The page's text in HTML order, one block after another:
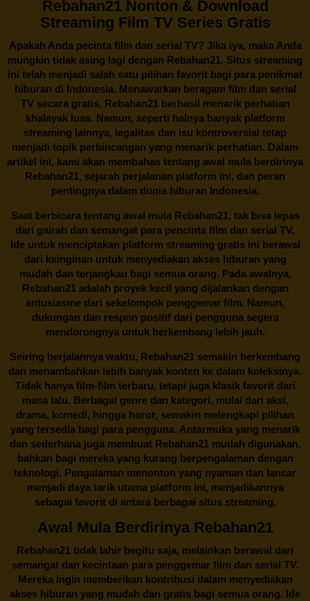
Rebahan21 Nonton & Download
Streaming Film TV Series Gratis
Apakah Anda pecinta film dan serial TV? Jika iya, maka Anda
mungkin tidak asing lagi dengan Rebahan21. Situs streaming
ini telah menjadi salah satu pilihan favorit bagi para penikmat
hiburan di Indonesia. Menawarkan beragam film dan serial
TV secara gratis, Rebahan21berhasil menarik perhatian
khalayak luas. Namun, seperti halnya banyak platform
streaming lainnya, legalitas dan isu kontroversial tetap
menjadi topik perbincangan yang menarik perhatian. Dalam
artikel ini, kami akan membahas tentang awal mula berdirinya
Rebahan21, sejarah perjalanan platform ini, dan peran
pentingnya dalam dunia hiburan Indonesia.
Saat berbicara tentang awal mula Rebahan21, tak bisa lepas
dari gairah dan semangat para pencinta film dan serial TV.
Ide untuk menciptakan platform streaming gratis ini berawal
dari keinginan untuk menyediakan akses hiburan yang
mudah dan terjangkau bagi semua orang. Pada awalnya,
Rebahan21 adalah proyek kecil yang dijalankan dengan
antusiasme dari sekelompok penggemar film. Namun,
dukungan dan respon positif dari pengguna segera
mendorongnya untuk berkembang lebih jauh.
Seiring berjalannya waktu, Rebahan21 semakin berkembang
dan menambahkan lebih banyak konten ke dalam koleksinya.
Tidak hanya film-film terbaru, tetapi juga klasik favorit dari
masa lalu. Berbagai genre dan kategori, mulai dari aksi,
drama, komedi, hingga horor, semakin melengkapi pilihan
yang tersedia bagi para pengguna. Antarmuka yang menarik
dan sederhana juga membuatRebahan21mudah digunakan,
bahkan bagi mereka yang kurang berpengalaman dengan
teknologi. Pengalaman menonton yang nyaman dan lancar
menjadi daya tarik utama platform ini, menjadikannya
sebagai favorit di antara berbagai situs streaming.
Awal Mula Berdirinya Rebahan21
Rebahan21 tidak lahir begitu saja, melainkan berawal dari
semangat dan kecintaan para penggemar film dan serial TV.
Mereka ingin memberikan kontribusi dalam menyediakan
akses hiburan yang mudah dan gratis bagi semua orang. Ide